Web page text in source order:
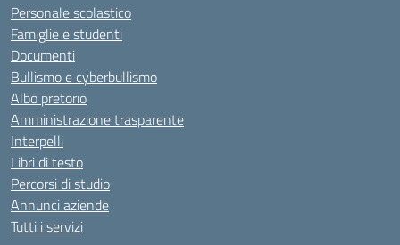
Personale scolastico
Famiglie e studenti
Documenti
Bullismo e cyberbullismo
Albo pretorio
Amministrazione trasparente
Interpelli
Libri di testo
Percorsi di studio
Annunci aziende
Tutti i servizi